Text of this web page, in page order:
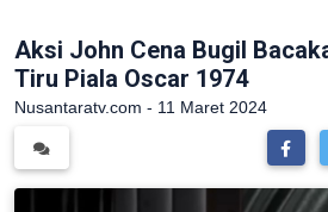
Aksi John Cena Bugil
Tiru Piala Oscar 1974
Nusantaratv.com - 11 Maret 2024